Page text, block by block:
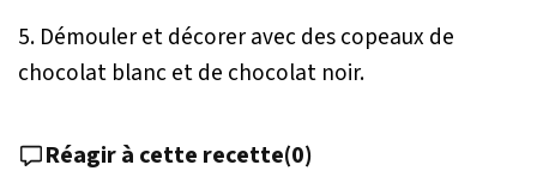
5. Démouler et décorer avec des copeaux de
chocolat blanc et de chocolat noir.
Réagir à cette recette(0)